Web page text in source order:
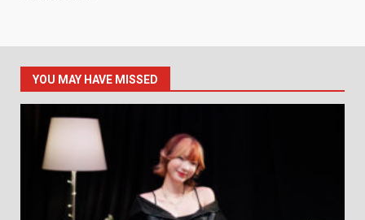
YOU MAY HAVE MISSED